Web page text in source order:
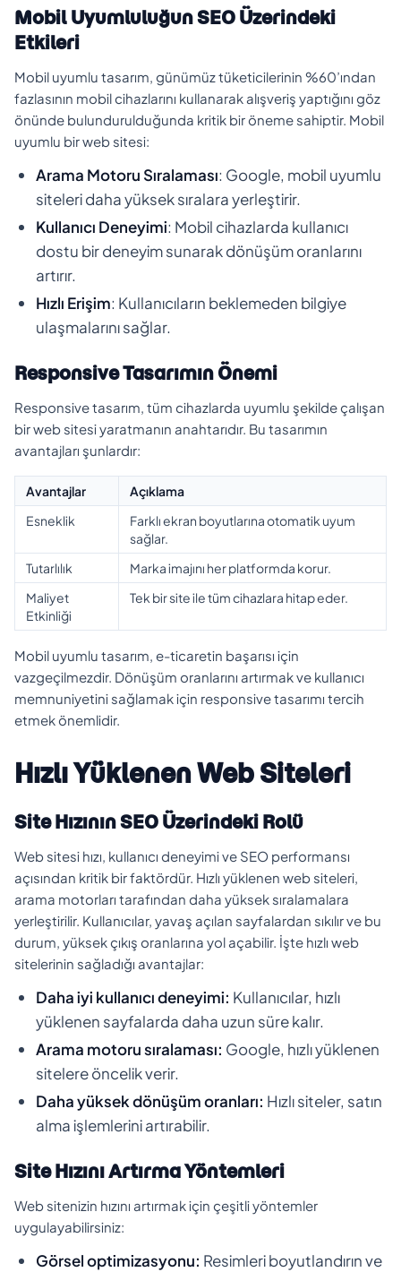
Mobil Uyumluluğun SEO Üzerindeki
Etkileri
Mobil uyumlu tasarım, günümüz tüketicilerinin %60’ından
fazlasının mobil cihazlarını kullanarak alışveriş yaptığını göz
önünde bulundurulduğunda kritik bir öneme sahiptir. Mobil
uyumlu bir web sitesi:
Arama Motoru Sıralaması: Google, mobil uyumlu
siteleri daha yüksek sıralara yerleştirir.
Kullanıcı Deneyimi: Mobil cihazlarda kullanıcı
dostu bir deneyim sunarak dönüşüm oranlarını
artırır.
Hızlı Erişim: Kullanıcıların beklemeden bilgiye
ulaşmalarını sağlar.
Responsive Tasarımın Önemi
Responsive tasarım, tüm cihazlarda uyumlu şekilde çalışan
bir web sitesi yaratmanın anahtarıdır. Bu tasarımın
avantajları şunlardır:
Avantajlar
Açıklama
Esneklik
Farklı ekran boyutlarına otomatik uyum
sağlar.
Tutarlılık
Marka imajını her platformda korur.
Maliyet
Etkinliği
Tek bir site ile tüm cihazlara hitap eder.
Mobil uyumlu tasarım, e-ticaretin başarısı için
vazgeçilmezdir. Dönüşüm oranlarını artırmak ve kullanıcı
memnuniyetini sağlamak için responsive tasarımı tercih
etmek önemlidir.
Hızlı Yüklenen Web Siteleri
Site Hızının SEO Üzerindeki Rolü
Web sitesi hızı, kullanıcı deneyimi ve SEO performansı
açısından kritik bir faktördür. Hızlı yüklenen web siteleri,
arama motorları tarafından daha yüksek sıralamalara
yerleştirilir. Kullanıcılar, yavaş açılan sayfalardan sıkılır ve bu
durum, yüksek çıkış oranlarına yol açabilir. İşte hızlı web
sitelerinin sağladığı avantajlar:
Daha iyi kullanıcı deneyimi: Kullanıcılar, hızlı
yüklenen sayfalarda daha uzun süre kalır.
Arama motoru sıralaması: Google, hızlı yüklenen
sitelere öncelik verir.
Daha yüksek dönüşüm oranları: Hızlı siteler, satın
alma işlemlerini artırabilir.
Site Hızını Artırma Yöntemleri
Web sitenizin hızını artırmak için çeşitli yöntemler
uygulayabilirsiniz:
Görsel optimizasyonu: Resimleri boyutlandırın ve